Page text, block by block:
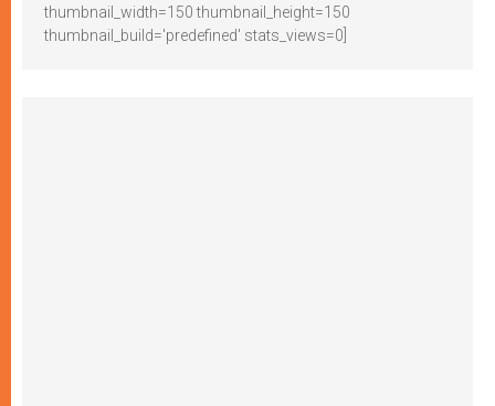
thumbnail_width=150 thumbnail_height=150
thumbnail_build='predefined' stats_views=0]